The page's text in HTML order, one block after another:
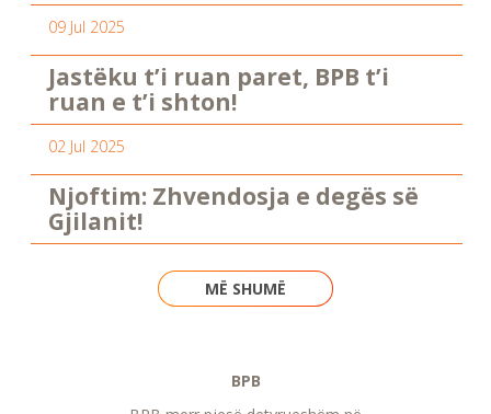
09 Jul 2025
Jastëku t’i ruan paret, BPB t’i
ruan e t’i shton!
02 Jul 2025
Njoftim: Zhvendosja e degës së
Gjilanit!
MË SHUMË
BPB